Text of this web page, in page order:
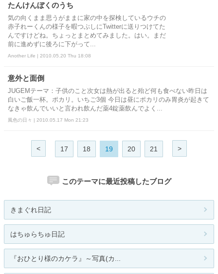
たんけんぼくのうち
気の向くまま思うがままに家の中を探検しているウチの
赤子れーくんの様子を暇つぶしにTwitterに送りつけてた
んですけどね。ちょっとまとめてみました。はい。まだ
前に進めずに後ろに下がって...
Another Life | 2010.05.20 Thu 18:08
意外と面倒
JUGEMテーマ：子供のこと次女は熱が出ると殆ど何も食べない昨日は
白いご飯一杯。ポカリ。いちご3個 今日は昼にポカリのみ胃炎が起きて
なきゃ飲んでいいと言われ飲んだ薬4錠薬飲んでよく...
風色の日々 | 2010.05.17 Mon 21:23
< 17 18 19 20 21 >
このテーマに最近投稿したブログ
きまぐれ日記
はちゅらちゅ日記
『おひとり様のカケラ』～写真(カ...